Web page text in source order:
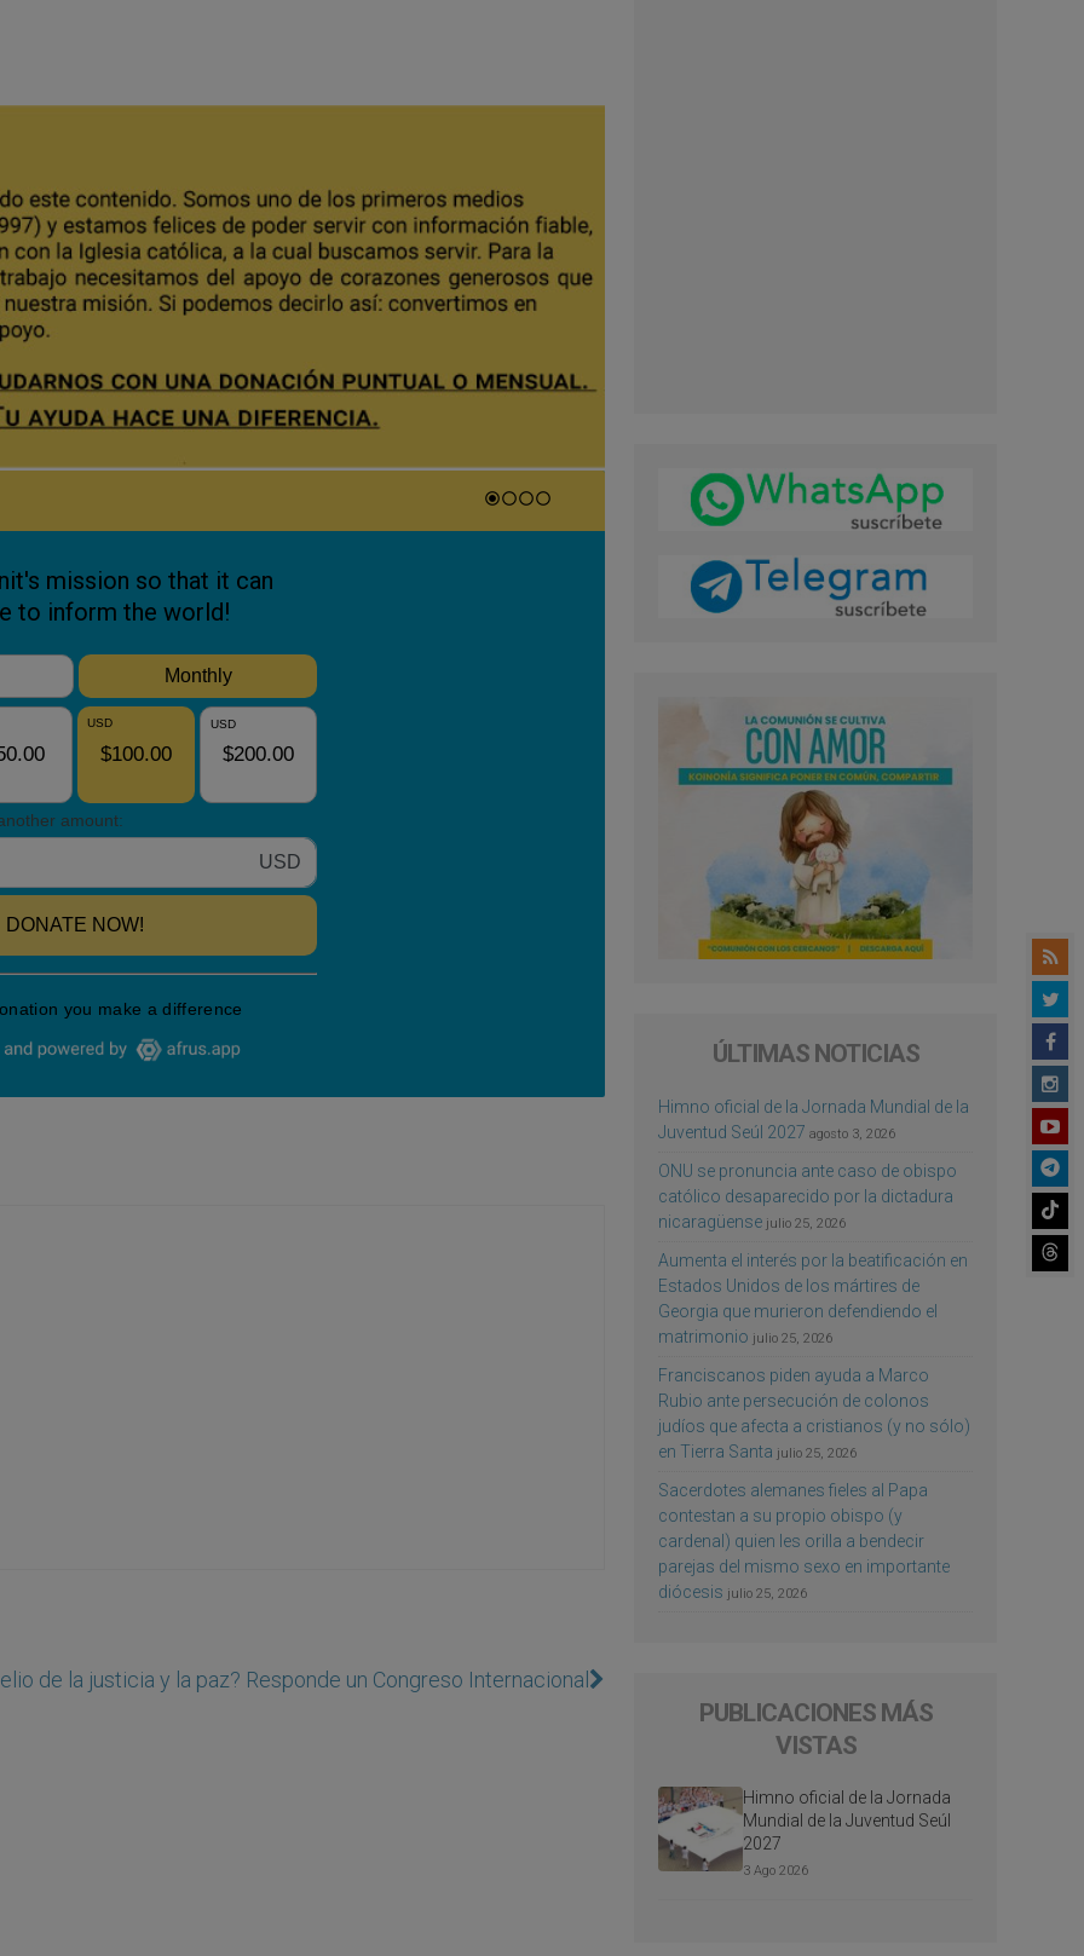
de la justicia y la paz? Responde un Congreso Internacional
ÚLTIMAS NOTICIAS
Himno oficial de la Jornada Mundial de la
Juventud Seúl 2027 agosto 3, 2026
ONU se pronuncia ante caso de obispo
católico desaparecido por la dictadura
nicaragüense julio 25, 2026
Aumenta el interés por la beatificación en
Estados Unidos de los mártires de
Georgia que murieron defendiendo el
matrimonio julio 25, 2026
Franciscanos piden ayuda a Marco
Rubio ante persecución de colonos
judíos que afecta a cristianos (y no sólo)
en Tierra Santa julio 25, 2026
Sacerdotes alemanes fieles al Papa
contestan a su propio obispo (y
cardenal) quien les orilla a bendecir
parejas del mismo sexo en importante
diócesis julio 25, 2026
PUBLICACIONES MÁS
VISTAS
Himno oficial de la Jornada
Mundial de la Juventud Seúl
2027
3 Ago 2026